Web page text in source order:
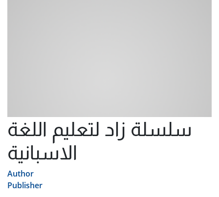
سلسلة زاد لتعليم اللغة
الاسبانية
Author
Publisher